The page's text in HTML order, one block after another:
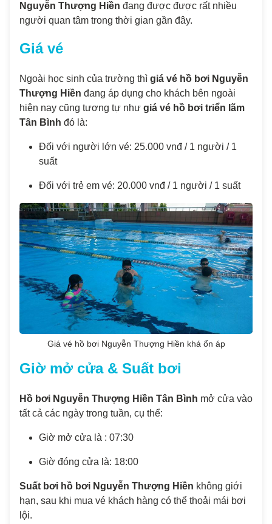
Nguyễn Thượng Hiền đang được được rất nhiều
người quan tâm trong thời gian gần đây.
Giá vé
Ngoài học sinh của trường thì giá vé hồ bơi Nguyễn
Thượng Hiền đang áp dụng cho khách bên ngoài
hiện nay cũng tương tự như giá vé hồ bơi triển lãm
Tân Bình đó là:
Đối với người lớn vé: 25.000 vnđ / 1 người / 1
suất
Đối với trẻ em vé: 20.000 vnđ / 1 người / 1 suất
Giá vé hồ bơi Nguyễn Thượng Hiền khá ổn áp
Giờ mở cửa & Suất bơi
Hồ bơi Nguyễn Thượng Hiền Tân Bình mở cửa vào
tất cả các ngày trong tuần, cụ thể:
Giờ mở cửa là : 07:30
Giờ đóng cửa là: 18:00
Suất bơi hồ bơi Nguyễn Thượng Hiền không giới
hạn, sau khi mua vé khách hàng có thể thoải mái bơi
lội.